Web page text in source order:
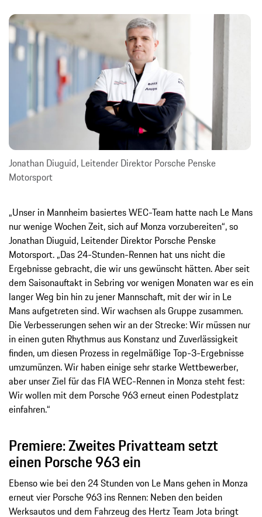
Jonathan Diuguid, Leitender Direktor Porsche Penske
Motorsport
„Unser in Mannheim basiertes WEC-Team hatte nach Le Mans
nur wenige Wochen Zeit, sich auf Monza vorzubereiten“, so
Jonathan Diuguid, Leitender Direktor Porsche Penske
Motorsport. „Das 24-Stunden-Rennen hat uns nicht die
Ergebnisse gebracht, die wir uns gewünscht hätten. Aber seit
dem Saisonauftakt in Sebring vor wenigen Monaten war es ein
langer Weg bin hin zu jener Mannschaft, mit der wir in Le
Mans aufgetreten sind. Wir wachsen als Gruppe zusammen.
Die Verbesserungen sehen wir an der Strecke: Wir müssen nur
in einen guten Rhythmus aus Konstanz und Zuverlässigkeit
finden, um diesen Prozess in regelmäßige Top-3-Ergebnisse
umzumünzen. Wir haben einige sehr starke Wettbewerber,
aber unser Ziel für das FIA WEC-Rennen in Monza steht fest:
Wir wollen mit dem Porsche 963 erneut einen Podestplatz
einfahren.“
Premiere: Zweites Privatteam setzt
einen Porsche 963 ein
Ebenso wie bei den 24 Stunden von Le Mans gehen in Monza
erneut vier Porsche 963 ins Rennen: Neben den beiden
Werksautos und dem Fahrzeug des Hertz Team Jota bringt